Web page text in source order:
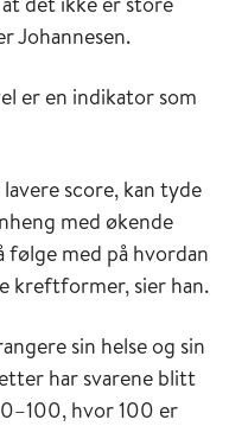
Johannesen.
er en indikator som
score, kan tyde
med økende
følge med på hvordan
kreftformer, sier han.
sin helse og sin
har svarene blitt
hvor 100 er